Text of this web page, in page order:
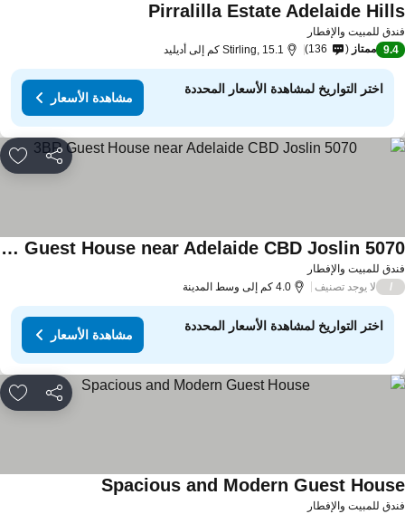
للمبيت والإفطار
Pirralilla Estate Adelaide
9.4 ممتاز 136 Stirling, 15.1 كم إلى أديليد
اختر التواريخ لمشاهدة الأسعار المحددة
مشاهدة الأسعار
مشاركة
للمبيت والإفطار
3BR Guest House near Adelaide CBD Joslin 5070
لا يوجد تصنيف 4.0 كم إلى وسط المدينة
اختر التواريخ لمشاهدة الأسعار المحددة
مشاهدة الأسعار
مشاركة
للمبيت والإفطار
Spacious and Modern Guest